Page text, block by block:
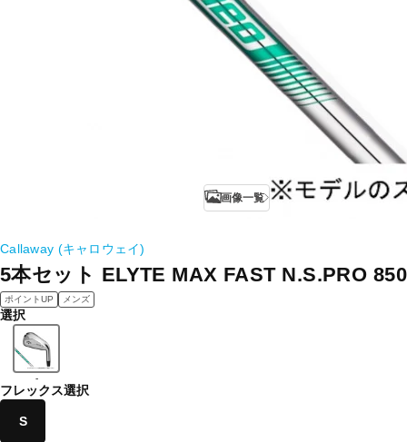
画像一覧
Callaway (キャロウェイ)
5本セット ELYTE MAX FAST N.S.PRO
ポイントUP メンズ
選択
-
フレックス選択
S